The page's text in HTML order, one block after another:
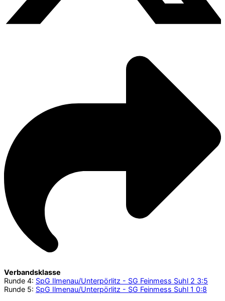
Verbandsklasse
Runde 4: SpG Ilmenau/Unterpörlitz - SG Feinmess Suhl 2 3:5
Runde 5: SpG Ilmenau/Unterpörlitz - SG Feinmess Suhl 1 0:8